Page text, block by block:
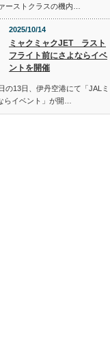
ーストクラスの機内…
2025/10/14
ミャクミャクJET ラスト
フライト前にさよならイベ
ントを開催
の13日、伊丹空港にて「JALミ
らイベント」が開…